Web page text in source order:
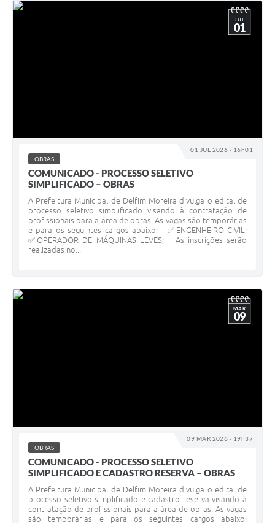
01 JUL 2026 - 16h01
JUL
01
OBRAS
COMUNICADO - PROCESSO SELETIVO
SIMPLIFICADO – OBRAS
A Prefeitura Municipal de Delfim Moreira divulga o edital de
processo seletivo simplificado visando à contratação de
profissionais para a área de obras. As vagas são temporárias
e para os seguintes cargos abaixo: ✅ENGENHEIRO CIVIL;
✅OPERADOR DE MÁQUINAS LEVES; As inscrições serão
realizadas no...
09 MAR 2026 - 19h37
MAR
09
OBRAS
COMUNICADO - PROCESSO SELETIVO
SIMPLIFICADO E CADASTRO RESERVA – OBRAS
A Prefeitura Municipal de Delfim Moreira divulga o edital de
processo seletivo simplificado e cadastro reserva visando à
contratação de profissionais para a área de obras. As vagas
são temporárias e para os seguintes cargos abaixo: